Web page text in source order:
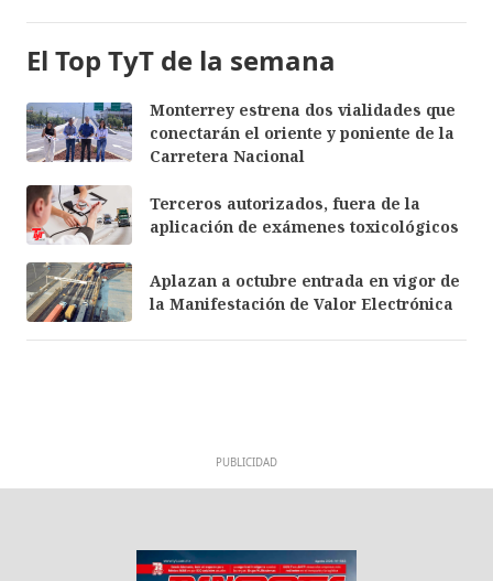
El Top TyT de la semana
Monterrey estrena dos vialidades que
conectarán el oriente y poniente de la
Carretera Nacional
Terceros autorizados, fuera de la
aplicación de exámenes toxicológicos
Aplazan a octubre entrada en vigor de
la Manifestación de Valor Electrónica
PUBLICIDAD